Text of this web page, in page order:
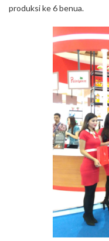
produksi ke 6 benua.